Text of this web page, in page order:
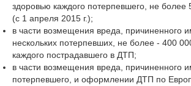
здоровью каждого потерпевшего, не более
(с 1 апреля 2015 г.);
в части возмещения вреда, причиненного
нескольких потерпевших, не более - 400
каждого пострадавшего в ДТП;
в части возмещения вреда, причиненного
потерпевшего, и оформлении ДТП по